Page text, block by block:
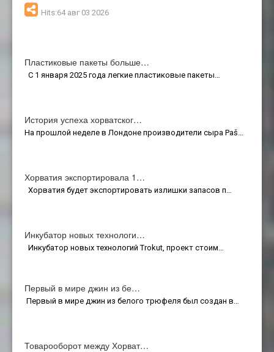
Hits:64 авг 03 2026
Пластиковые пакеты больше…
С 1 января 2025 года легкие пластиковые пакеты…
История успеха хорватског…
На прошлой неделе в Лондоне производители сыра Paš…
Хорватия экспортировала 1…
Хорватия будет экспортировать излишки запасов п…
Инкубатор новых технологи…
Инкубатор новых технологий Trokut, проект стоим…
Первый в мире джин из бе…
Первый в мире джин из белого трюфеля был создан в…
Товарооборот между Хорват…